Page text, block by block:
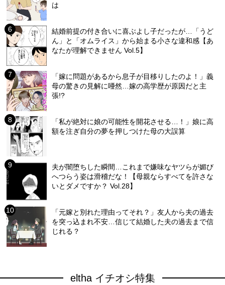
は
結婚前提の付き合いに喜ぶよし子だったが…「うど
ん」と「オムライス」から始まる小さな違和感【あ
なたが理解できません Vol.5】
「嫁に問題があるから息子が目移りしたのよ！」義
母の驚きの見解に唖然…嫁の高学歴が原因だと主
張!?
「私が絶対に娘の可能性を開花させる…！」娘に高
額を注ぎ自分の夢を押しつけた母の大誤算
夫が闇堕ちした瞬間…これまで嫌味なヤツらが媚び
へつらう姿は滑稽だな！【母親ならすべてを許さな
いとダメですか？ Vol.28】
「元嫁と別れた理由ってそれ？」友人から夫の過去
を突っ込まれ不安…信じて結婚した夫の過去まで信
じれる？
eltha イチオシ特集